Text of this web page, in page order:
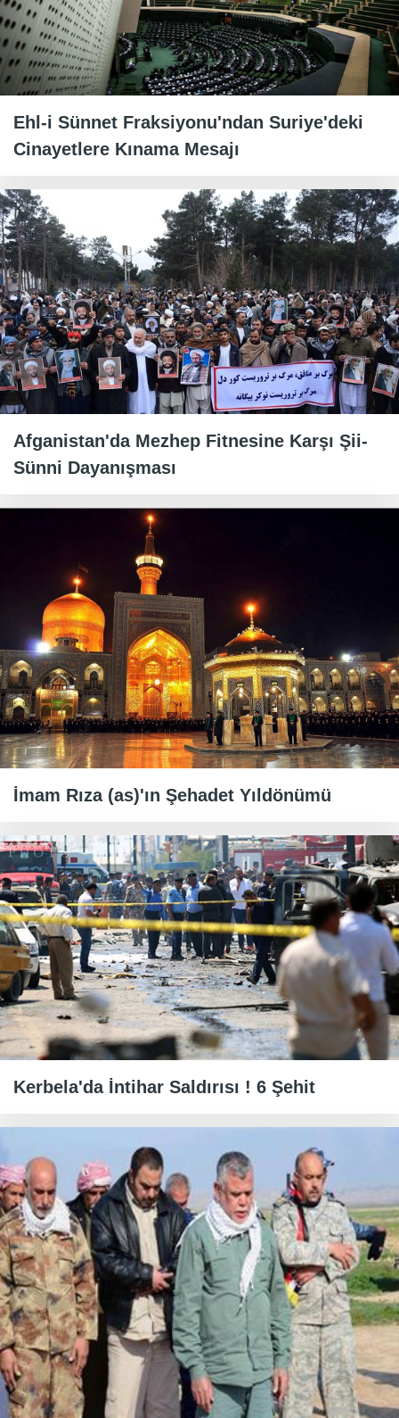
Ehl-i Sünnet Fraksiyonu'ndan Suriye'deki
Cinayetlere Kınama Mesajı
Afganistan'da Mezhep Fitnesine Karşı Şii-
Sünni Dayanışması
İmam Rıza (as)'ın Şehadet Yıldönümü
Kerbela'da İntihar Saldırısı ! 6 Şehit